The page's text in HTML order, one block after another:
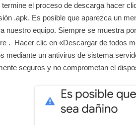
termine el proceso de descarga hacer
.apk. Es posible que aparezca un
nuestro equipo. Siempre se muestra
. Hacer clic en «Descargar de todos
mediante un antivirus de sistema
seguros y no comprometan el